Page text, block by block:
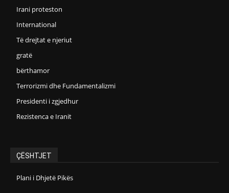
Irani proteston
International
Të drejtat e njeriut
gratë
bërthamor
Terrorizmi dhe Fundamentalizmi
Presidenti i zgjedhur
Rezistenca e Iranit
ÇËSHTJET
Plani i Dhjetë Pikës